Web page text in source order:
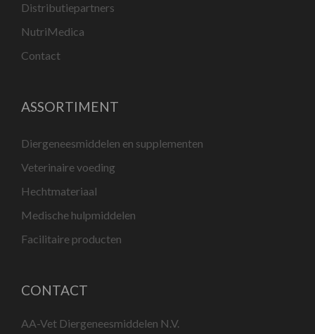
Distributiepartners
NutriMedica
Contact
ASSORTIMENT
Diergeneesmiddelen en supplementen
Veterinaire voeding
Hechtmateriaal
Medische hulpmiddelen
Facilitaire producten
CONTACT
AA-Vet Diergeneesmiddelen N.V.